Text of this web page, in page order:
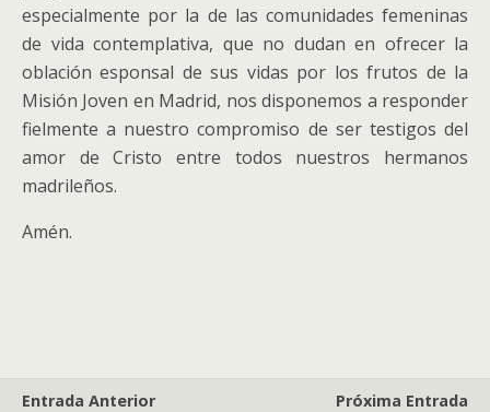
especialmente por la de las comunidades femeninas
de vida contemplativa, que no dudan en ofrecer la
oblación esponsal de sus vidas por los frutos de la
Misión Joven en Madrid, nos disponemos a responder
fielmente a nuestro compromiso de ser testigos del
amor de Cristo entre todos nuestros hermanos
madrileños.
Amén.
Entrada Anterior
Próxima Entrada